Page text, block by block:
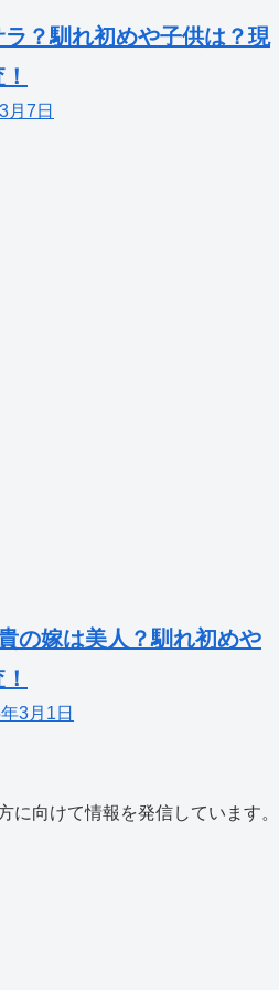
？馴れ初めや子供は？現
月7日
の嫁は美人？馴れ初めや
3月1日
に向けて情報を発信しています。